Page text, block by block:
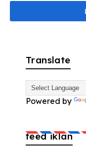
Translate
Powered by
feed iklan